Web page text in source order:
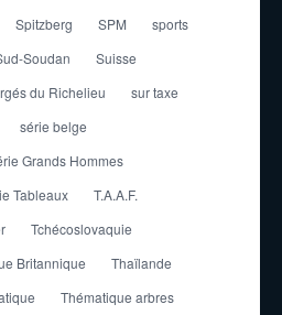
Spitzberg SPM
sports
Soudan
Suisse
du Richelieu
sur taxe
série belge
Grands Hommes
Tableaux
T.A.A.F.
Tchécoslovaquie
Britannique
Thaïlande
Thématique arbres